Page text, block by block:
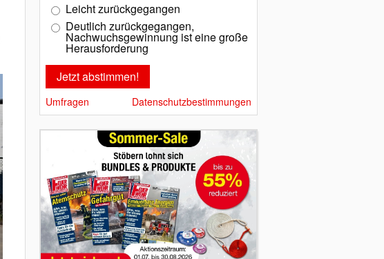
Leicht zurückgegangen
Deutlich zurückgegangen,
Nachwuchsgewinnung ist eine große
Herausforderung
Umfragen Datenschutzbestimmungen